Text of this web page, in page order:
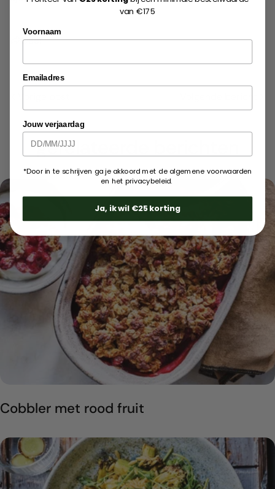
Deel
gerelateerde berichten
Cobbler met rood fruit
van €175
Voornaam
Emailadres
Jouw verjaardag
*Door in te schrijven ga je akkoord met de algemene voorwaarden
en het privacybeleid.
Ja, ik wil €25 korting